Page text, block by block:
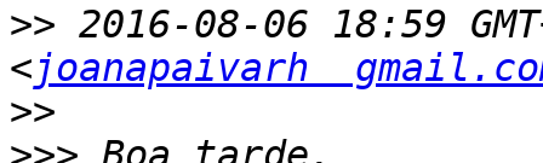
>> 2016-08-06 18:59
<joanapaivarh
>>